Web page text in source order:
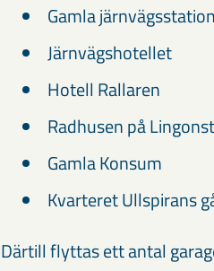
Gamla
Järnvägshotellet
Hotell Rallaren
Radhusen på
Gamla Konsum
Kvarteret Ullspirans
Därtill flyttas ett antal